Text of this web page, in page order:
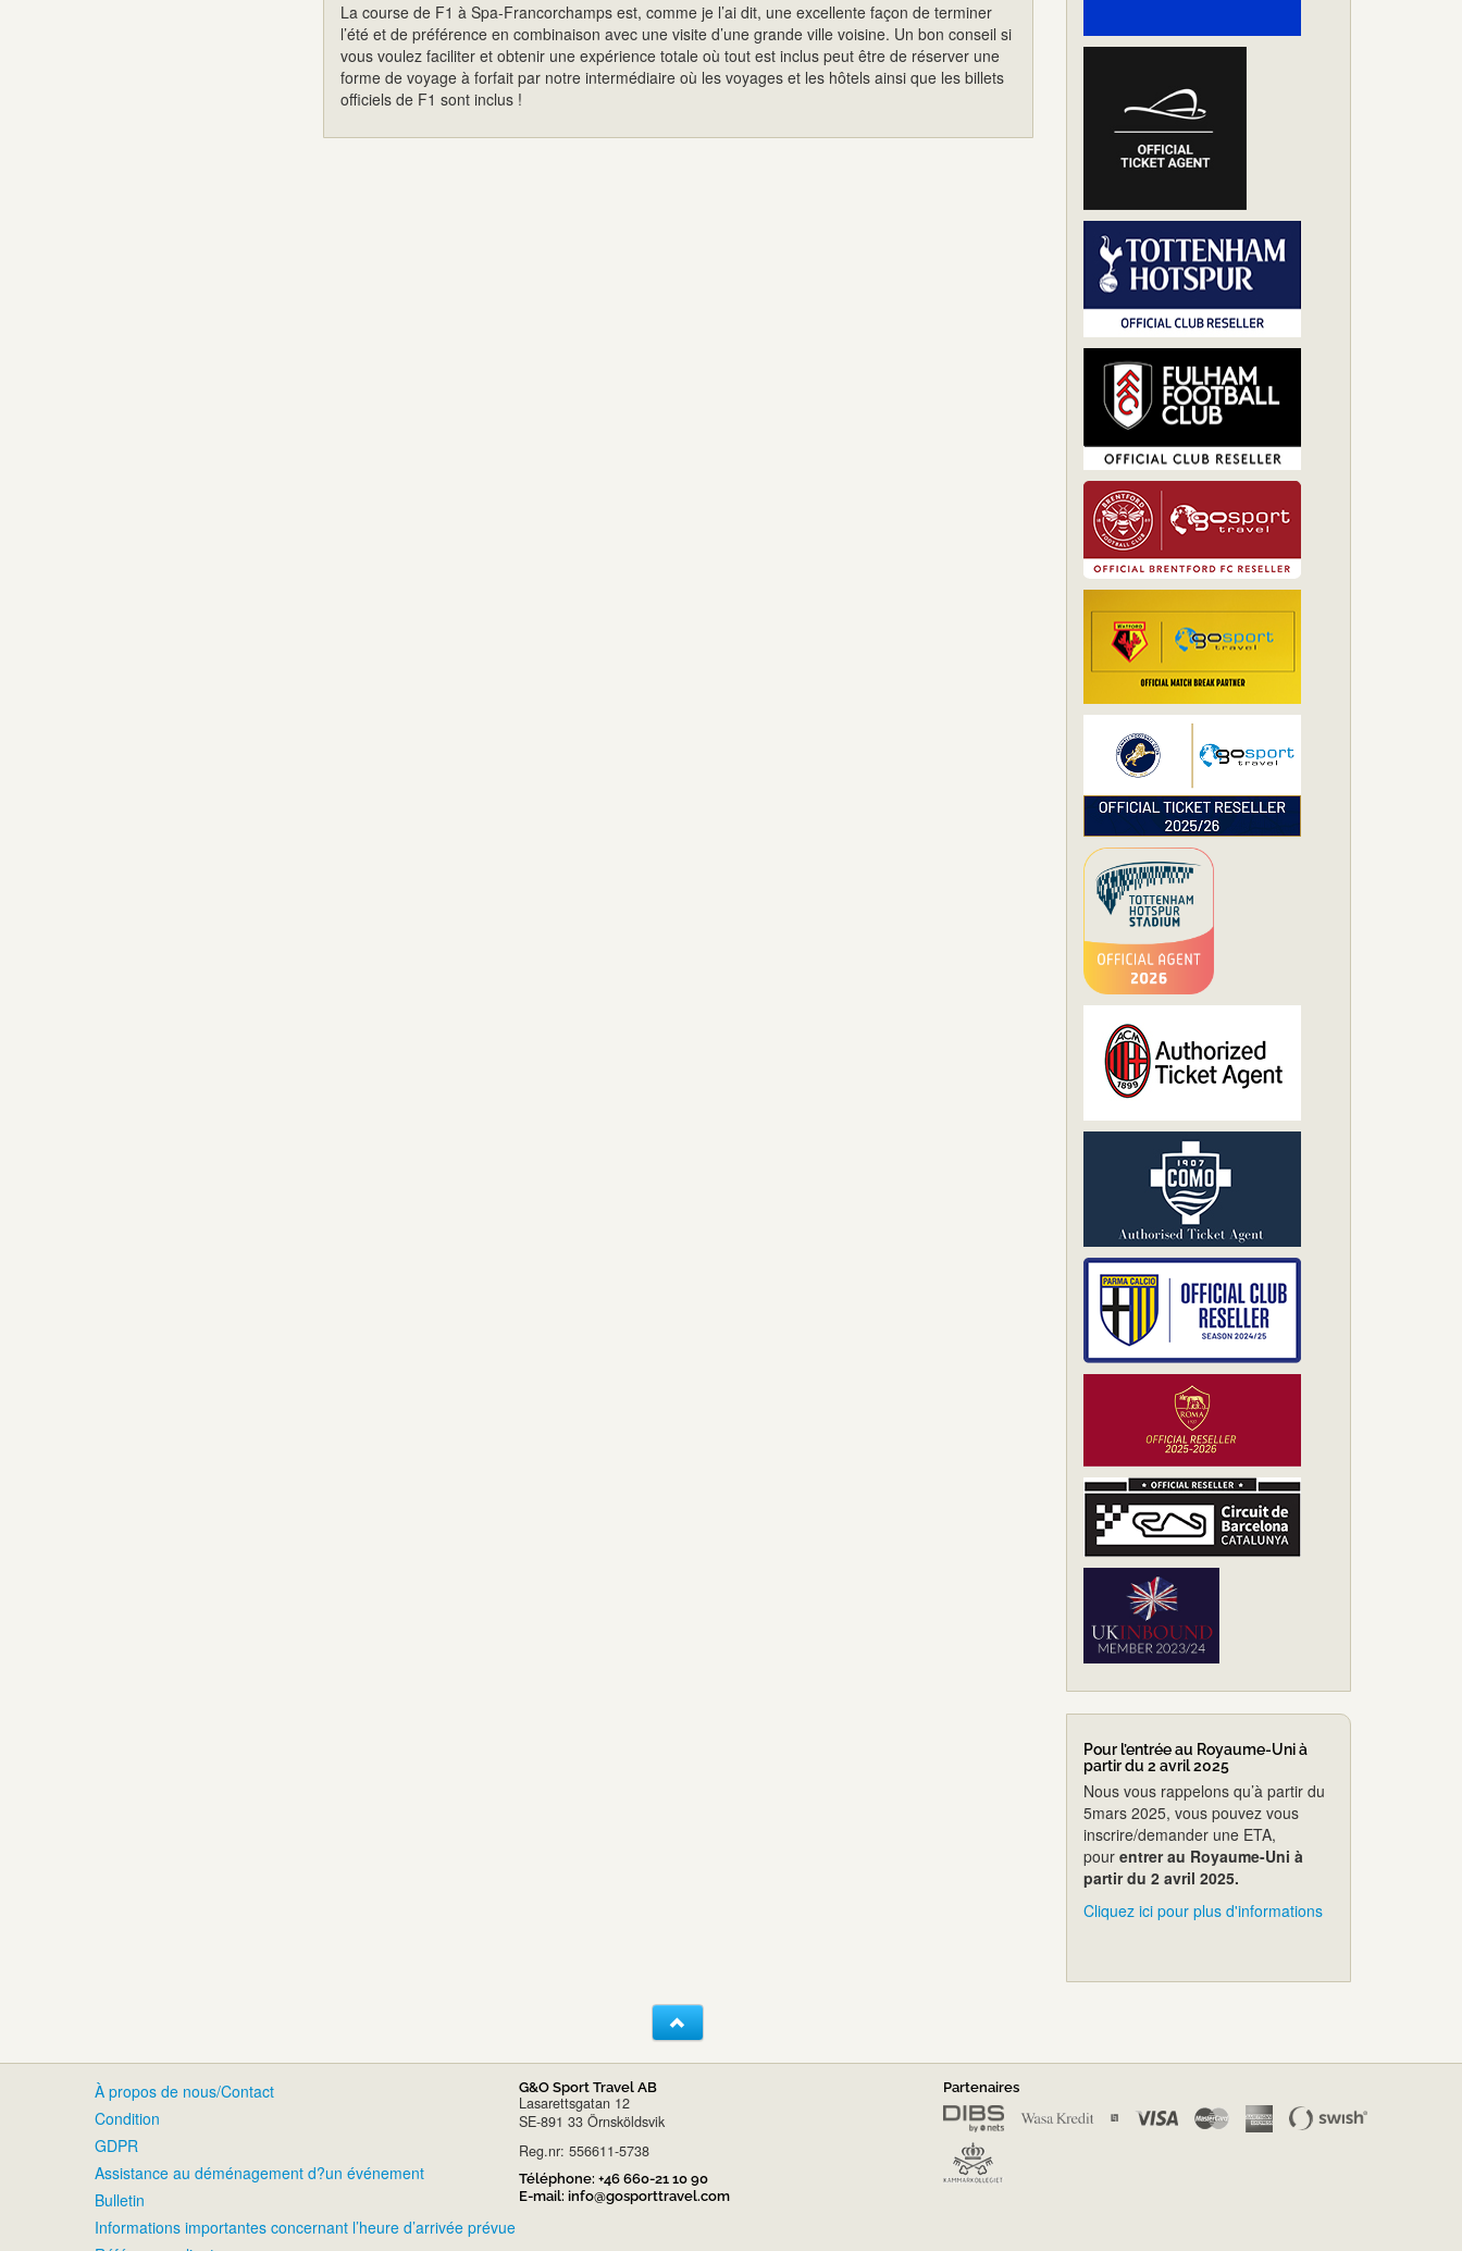
La course de F1 à Spa-Francorchamps est, comme je l’ai dit, une excellente façon de terminer
l’été et de préférence en combinaison avec une visite d’une grande ville voisine. Un bon conseil si
vous voulez faciliter et obtenir une expérience totale où tout est inclus peut être de réserver une
forme de voyage à forfait par notre intermédiaire où les voyages et les hôtels ainsi que les billets
officiels de F1 sont inclus !
Pour l’entrée au Royaume-Uni à
partir du 2 avril 2025
Nous vous rappelons qu’à partir du
5mars 2025, vous pouvez vous
inscrire/demander une ETA,
pour entrer au Royaume-Uni à
partir du 2 avril 2025.
Cliquez ici pour plus d'informations
À propos de nous/Contact
Condition
GDPR
Assistance au déménagement d?un événement
Bulletin
Informations importantes concernant l’heure d’arrivée prévue
G&O Sport Travel AB
Lasarettsgatan 12
SE-891 33 Örnsköldsvik
Reg.nr: 556611-5738
Téléphone: +46 660-21 10 90
E-mail: info@gosporttravel.com
Partenaires